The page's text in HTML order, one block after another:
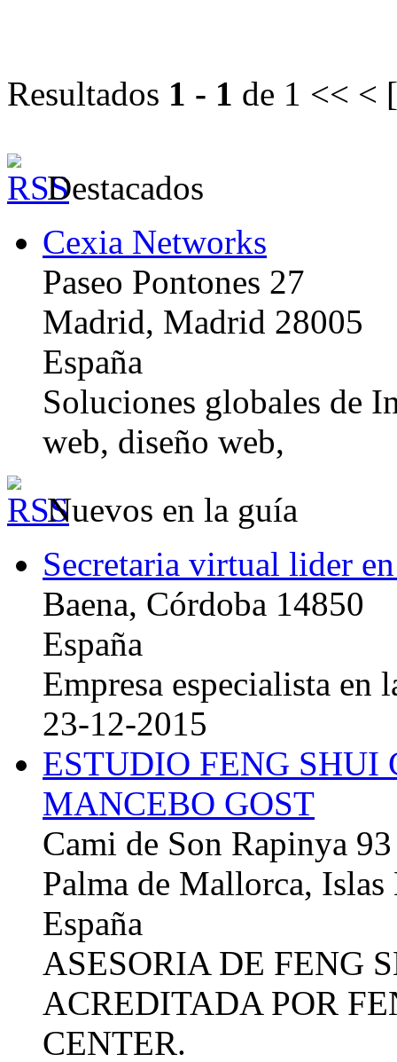
Resultados 1 - 1 de 1 << < [
Destacados
Cexia Networks
Paseo Pontones 27
Madrid, Madrid 28005
España
Soluciones globales de
web, diseño web,
Nuevos en la guía
Secretaria virtual lider
Baena, Córdoba 14850
España
Empresa especialista en
23-12-2015
ESTUDIO FENG
MANCEBO GOST
Cami de Son Rapinya 93
Palma de Mallorca, Islas
España
ASESORIA DE FENG
ACREDITADA POR
CENTER.